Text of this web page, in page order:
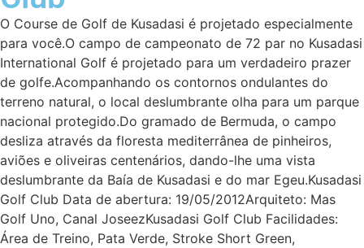
O Course de Golf de Kusadasi é projetado especialmente
para você.O campo de campeonato de 72 par no Kusadasi
International Golf é projetado para um verdadeiro prazer
de golfe.Acompanhando os contornos ondulantes do
terreno natural, o local deslumbrante olha para um parque
nacional protegido.Do gramado de Bermuda, o campo
desliza através da floresta mediterrânea de pinheiros,
aviões e oliveiras centenários, dando-lhe uma vista
deslumbrante da Baía de Kusadasi e do mar Egeu.Kusadasi
Golf Club Data de abertura: 19/05/2012Arquiteto: Mas
Golf Uno, Canal JoseezKusadasi Golf Club Facilidades:
Área de Treino, Pata Verde, Stroke Short Green,